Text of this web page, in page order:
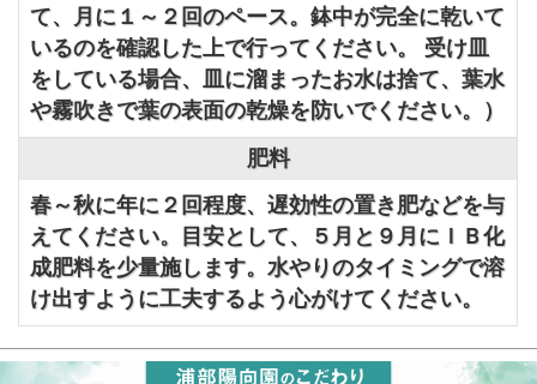
て、月に１～２回のペース。鉢中が完全に乾いて
いるのを確認した上で行ってください。 受け皿
をしている場合、皿に溜まったお水は捨て、葉水
や霧吹きで葉の表面の乾燥を防いでください。）
肥料
春～秋に年に２回程度、遅効性の置き肥などを与
えてください。目安として、５月と９月にＩＢ化
成肥料を少量施します。水やりのタイミングで溶
け出すように工夫するよう心がけてください。